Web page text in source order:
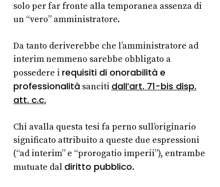
solo per far fronte alla temporanea assenza di
un “vero” amministratore.
Da tanto deriverebbe che l’amministratore ad
interim nemmeno sarebbe obbligato a
possedere i requisiti di onorabilità e
professionalitàsanciti dall’art. 71-bis disp.
att. c.c.
Chi avalla questa tesi fa perno sull’originario
significato attribuito a queste due espressioni
(“ad interim” e “prorogatio imperii”), entrambe
mutuate dal diritto pubblico.